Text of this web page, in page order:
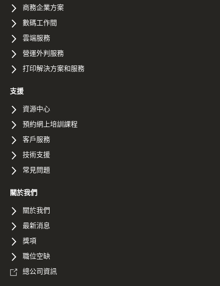
商務企業方案
數碼工作間
雲端服務
營運外判服務
打印解決方案和服務
支援
資源中心
預約網上培訓課程
客戶服務
技術支援
常見問題
關於我們
關於我們
最新消息
獎項
職位空缺
總公司資訊